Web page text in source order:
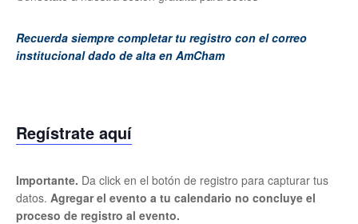
Recuerda siempre completar tu registro con el correo
institucional dado de alta en AmCham
Regístrate aquí
Importante. Da click en el botón de registro para capturar tus
datos. Agregar el evento a tu calendario no concluye el
proceso de registro al evento.